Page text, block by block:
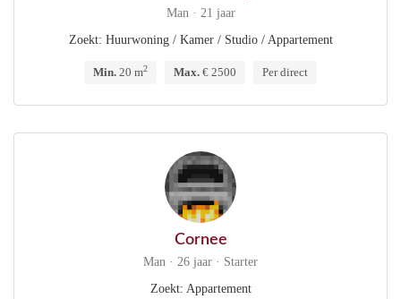
Man · 21 jaar
Zoekt: Huurwoning / Kamer / Studio / Appartement
Min. 20 m2 Max. € 2500 Per direct
Cornee
Man · 26 jaar · Starter
Zoekt: Appartement